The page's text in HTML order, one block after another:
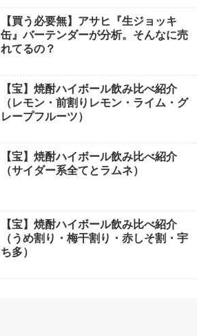
【買う必要無】アサヒ『生ジョッキ
缶』バーテンダーが分析。そんなに売
れてるの？
【宝】焼酎ハイボール飲み比べ紹介
（レモン・前割りレモン・ライム・グ
レープフルーツ）
【宝】焼酎ハイボール飲み比べ紹介
（サイダー系全てとラムネ）
【宝】焼酎ハイボール飲み比べ紹介
（うめ割り・梅干割り・赤しそ割・宇
ち多）